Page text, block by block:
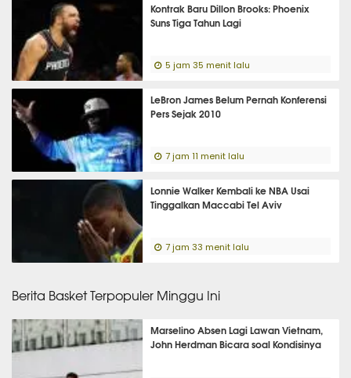
Kontrak Baru Dillon Brooks: Phoenix
Suns Tiga Tahun Lagi
5 jam 35 menit lalu
LeBron James Belum Pernah Konferensi
Pers Sejak 2010
7 jam 11 menit lalu
Lonnie Walker Kembali ke NBA Usai
Tinggalkan Maccabi Tel Aviv
7 jam 33 menit lalu
Berita Basket Terpopuler Minggu Ini
Marselino Absen Lagi Lawan Vietnam,
John Herdman Bicara soal Kondisinya